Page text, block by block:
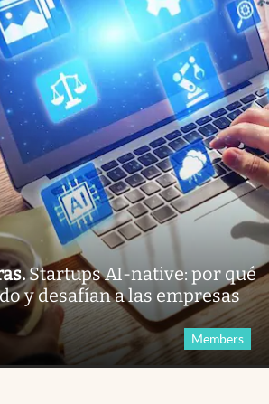
.Startups AI-native: por qué
y desafían a las empresas
Members